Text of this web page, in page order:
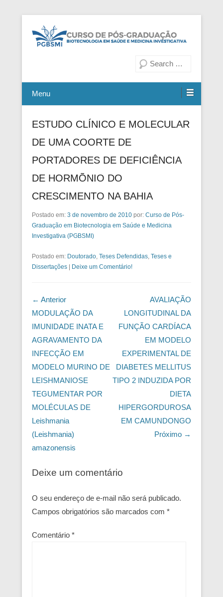
Curso de Pós-Graduação em
Medicina Investigativa
Menu
ESTUDO CLÍNICO E MOLECULAR
DE UMA COORTE DE
PORTADORES DE DEFICIÊNCIA
DE HORMÕNIO DO
CRESCIMENTO NA BAHIA
Postado em: 3 de novembro de 2010 por: Curso de Pós-
Graduação em Biotecnologia em Saúde e Medicina
Investigativa (PGBSMI)
Postado em: Doutorado, Teses Defendidas, Teses e
Dissertações
Deixe um Comentário!
Navegação das Postagens
← Anterior
MODULAÇÃO DA
IMUNIDADE INATA E
AGRAVAMENTO DA
INFECÇÃO EM
MODELO MURINO DE
LEISHMANIOSE
TEGUMENTAR POR
MOLÉCULAS DE
Leishmania
(Leishmania)
amazonensis
AVALIAÇÃO
LONGITUDINAL DA
FUNÇÃO CARDÍACA
EM MODELO
EXPERIMENTAL DE
DIABETES MELLITUS
TIPO 2 INDUZIDA POR
DIETA
HIPERGORDUROSA
EM CAMUNDONGO
Próximo →
Deixe um comentário
O seu endereço de e-mail não será publicado.
Campos obrigatórios são marcados com *
Comentário *